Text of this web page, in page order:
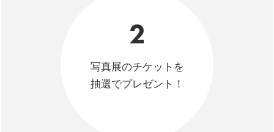
2
写真展のチケットを
抽選でプレゼント！